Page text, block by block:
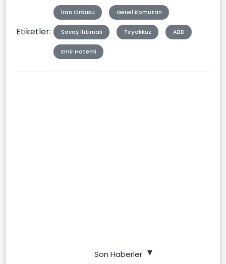
Etiketler:
İran Ordusu Genel Komutan
Savaş İhtimali Teyakkuz ABD
Emir Hatemi
Son Haberler